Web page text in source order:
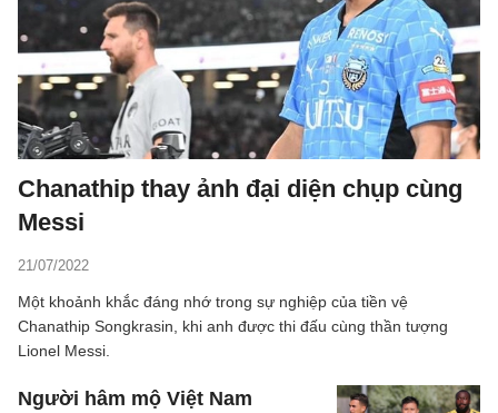
Chanathip thay ảnh đại diện chụp cùng
Messi
21/07/2022
Một khoảnh khắc đáng nhớ trong sự nghiệp của tiền vệ
Chanathip Songkrasin, khi anh được thi đấu cùng thần tượng
Lionel Messi.
Người hâm mộ Việt Nam